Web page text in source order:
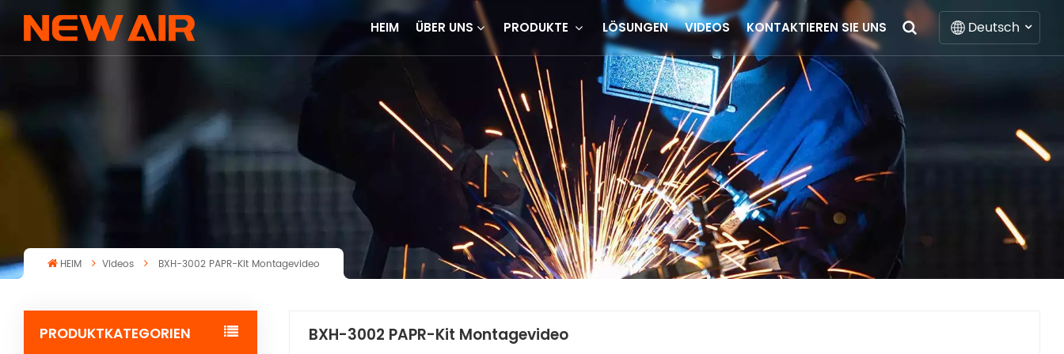
HEIM ÜBER UNS PRODUKTE LÖSUNGEN VIDEOS KONTAKTIEREN SIE UNS Deutsch
Español
HEIM Videos BXH-3002 PAPR-Kit Montagevideo
PRODUKTKATEGORIEN BXH-3002 PAPR-Kit Montagevideo